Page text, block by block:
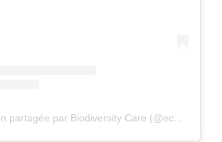
Une publication partagée par Biodiversity Care (@eco.volontaire)